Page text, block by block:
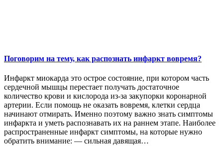
Поговорим на тему, как распознать инфаркт вовремя?
Инфаркт миокарда это острое состояние, при котором часть
сердечной мышцы перестает получать достаточное
количество крови и кислорода из-за закупорки коронарной
артерии. Если помощь не оказать вовремя, клетки сердца
начинают отмирать. Именно поэтому важно знать симптомы
инфаркта и уметь распознавать их на раннем этапе. Наиболее
распространенные инфаркт симптомы, на которые нужно
обратить внимание: — сильная давящая…